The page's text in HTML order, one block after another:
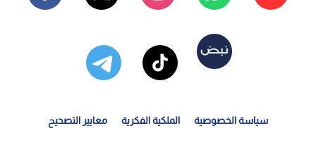
سياسة الخصوصية الملكية الفكرية معايير التصحيح